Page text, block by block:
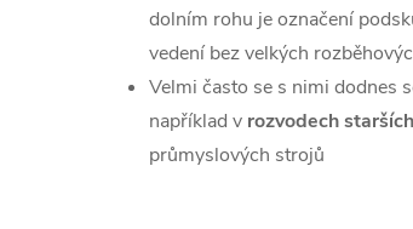
dolním rohu je označení
vedení bez velkých
Velmi často se s nimi dodnes
například v rozvodech
průmyslových strojů